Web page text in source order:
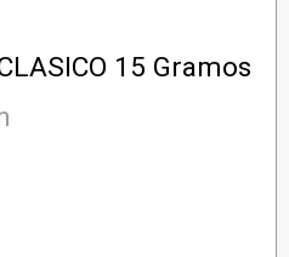
15 Gramos